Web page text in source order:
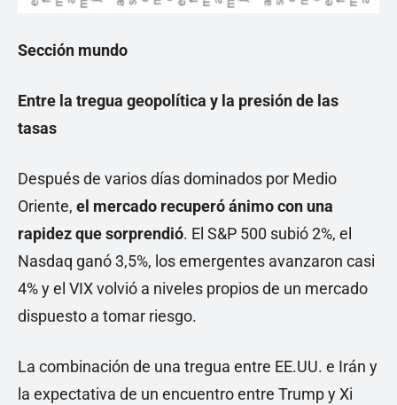
Sección mundo
Entre la tregua geopolítica y la presión de las
tasas
Después de varios días dominados por Medio
Oriente, el mercado recuperó ánimo con una
rapidez que sorprendió. El S&P 500 subió 2%, el
Nasdaq ganó 3,5%, los emergentes avanzaron casi
4% y el VIX volvió a niveles propios de un mercado
dispuesto a tomar riesgo.
La combinación de una tregua entre EE.UU. e Irán y
la expectativa de un encuentro entre Trump y Xi